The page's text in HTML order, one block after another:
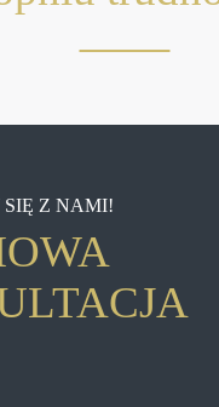
Z NAMI!